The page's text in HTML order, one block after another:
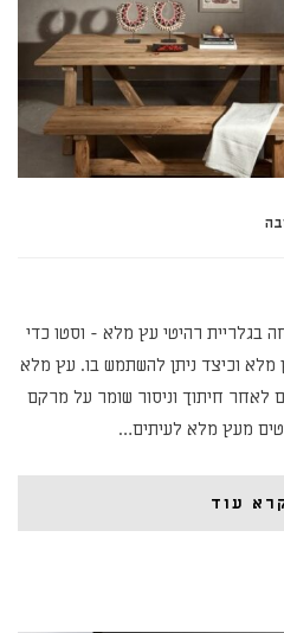
בגלריית רהיטי עץ מלא - וסטו כדי
וכיצד ניתן להשתמש בו. עץ מלא
לאחר חיתוך וניסור שומר על מרקם
מעץ מלא לעיתים…
עוד